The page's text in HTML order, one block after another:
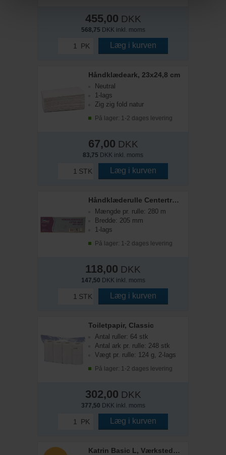
455,00 DKK
568,75 DKK inkl. moms
PK Læg i kurven
Håndklædeark, 23x24,8 cm
Neutral
1-lags
Zig zig fold natur
På lager: 1-2 dages levering
67,00 DKK
83,75 DKK inkl. moms
STK Læg i kurven
Håndklæderulle Centertræk Midi 280 m
Mængde pr. rulle: 280 m
Bredde: 205 mm
1-lags
På lager: 1-2 dages levering
118,00 DKK
147,50 DKK inkl. moms
STK Læg i kurven
Toiletpapir, Classic
Antal ruller: 64 stk
Antal ark pr. rulle: 248 stk
Vægt pr. rulle: 124 g, 2-lags
På lager: 1-2 dages levering
302,00 DKK
377,50 DKK inkl. moms
PK Læg i kurven
Katrin Basic L, Værkstedsrulle